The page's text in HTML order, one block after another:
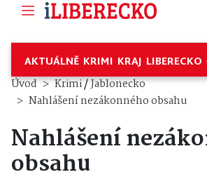
AKTUÁLNĚ KRIMI KRAJ LIBERECKO
Úvod Krimi/Jablonecko
Nahlášení nezákonného obsahu
Nahlášení
obsahu